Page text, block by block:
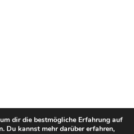
dir die bestmögliche Erfahrung auf
Du kannst mehr darüber erfahren,